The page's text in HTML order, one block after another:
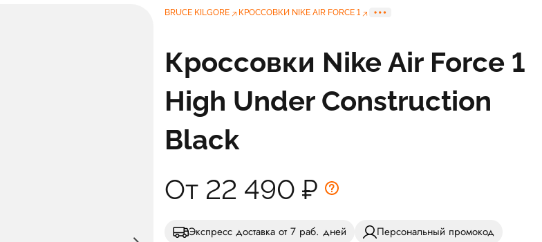
BRUCE KILGORE КРОССОВКИ NIKE AIR FORCE 1
Кроссовки Nike Air Force 1
High Under Construction
Black
От 22 490 ₽
Экспресс доставка от 7 раб. дней Персональный промокод